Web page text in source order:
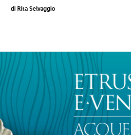
di Rita Selvaggio